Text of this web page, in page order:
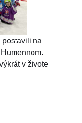
postavili na
v živote.